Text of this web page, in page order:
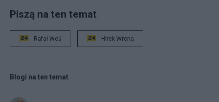
Piszą na ten temat
Rafał Woś Hirek Wrona
Blogi na ten temat